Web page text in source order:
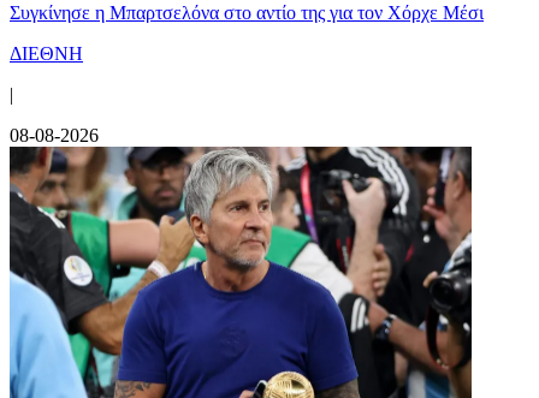
Συγκίνησε η Μπαρτσελόνα στο αντίο της για τον Χόρχε Μέσι
ΔΙΕΘΝΗ
|
08-08-2026